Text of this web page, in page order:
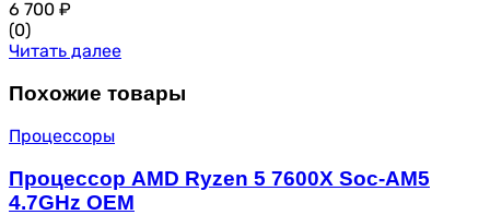
6 700 ₽
(0)
Читать далее
Похожие товары
Процессоры
Процессор AMD Ryzen 5 7600X Soc-AM5
4.7GHz OEM